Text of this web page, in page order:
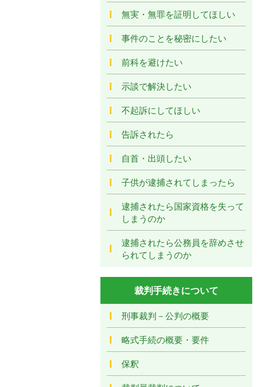
無実・無罪を証明してほしい
事件のことを秘密にしたい
前科を避けたい
示談で解決したい
不起訴にしてほしい
告訴されたら
自首・出頭したい
子供が逮捕されてしまったら
逮捕されたら国家資格を失って
しまうのか
逮捕されたら公務員を辞めさせ
られてしまうのか
裁判手続きについて
刑事裁判－公判の概要
略式手続の概要・要件
保釈